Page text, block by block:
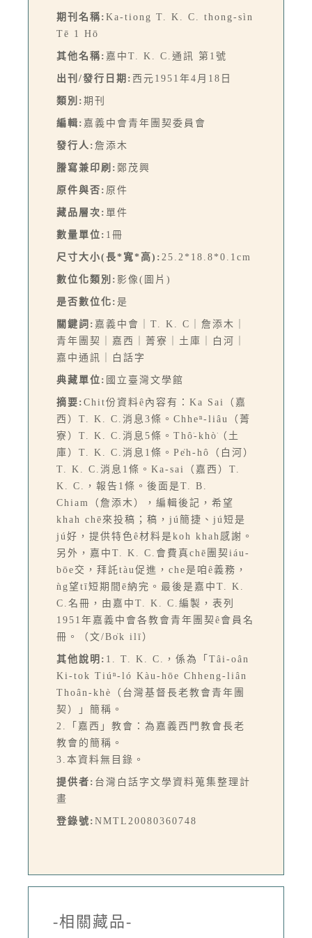
期刊名稱: Ka-tiong T. K. C. thong-sìn
Tē 1 Hō
其他名稱: 嘉中T. K. C.通訊 第1號
出刊/發行日期: 西元1951年4月18日
類別: 期刊
編輯: 嘉義中會青年團契委員會
發行人: 詹添木
謄寫兼印刷: 鄭茂興
原件與否: 原件
藏品層次: 單件
數量單位: 1冊
尺寸大小(長*寬*高): 25.2*18.8*0.1cm
數位化類別: 影像(圖片)
是否數位化: 是
關鍵詞: 嘉義中會｜T. K. C｜詹添木｜
青年團契｜嘉西｜菁寮｜土庫｜白河｜
嘉中通訊｜白話字
典藏單位: 國立臺灣文學館
摘要: Chit份資料ê內容有：Ka Sai（嘉
西）T. K. C.消息3條。Chheⁿ-liâu（菁
寮）T. K. C.消息5條。Thô͘-khò͘（土
庫）T. K. C.消息1條。Pe̍h-hô（白河）
T. K. C.消息1條。Ka-sai（嘉西）T.
K. C.，報告1條。後面是T. B.
Chiam（詹添木），編輯後記，希望
khah chē來投稿；稿，jú簡捷、jú短是
jú好，提供特色ê材料是koh khah感謝。
另外，嘉中T. K. C.會費真chē團契iáu-
bōe交，拜託tàu促進，che是咱ê義務，
ǹg望tī短期間ē納完。最後是嘉中T. K.
C.名冊，由嘉中T. K. C.編製，表列
1951年嘉義中會各教會青年團契ê會員名
冊。（文/Bo̍k ilī）
其他說明: 1. T. K. C.，係為「Tâi-oân
Ki-tok Tiúⁿ-ló Kàu-hōe Chheng-liân
Thoân-khè（台灣基督長老教會青年團
契）」簡稱。
2.「嘉西」教會：為嘉義西門教會長老
教會的簡稱。
3.本資料無目錄。
提供者: 台灣白話字文學資料蒐集整理計
畫
登錄號: NMTL20080360748
-相關藏品-